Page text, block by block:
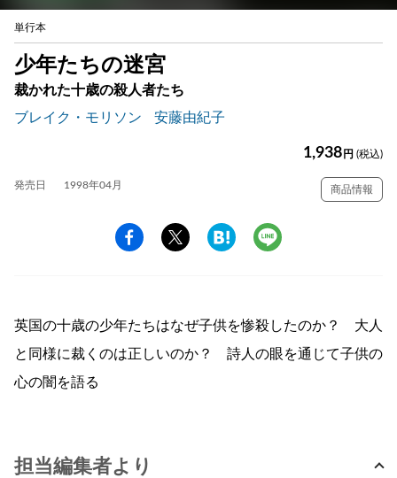
単行本
少年たちの迷宮
裁かれた十歳の殺人者たち
ブレイク・モリソン
安藤由紀子
1,938 円 (税込)
発売日 1998年04月 商品情報
英国の十歳の少年たちはなぜ子供を惨殺したのか？ 大人
と同様に裁くのは正しいのか？ 詩人の眼を通じて子供の
心の闇を語る
担当編集者より